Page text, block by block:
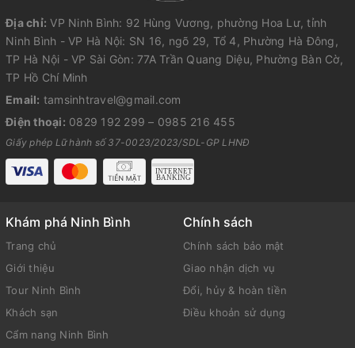
Địa chỉ: VP Ninh Bình: 92 Hùng Vương, phường Hoa Lư, tỉnh
Ninh Bình - VP Hà Nội: SN 16, ngõ 29, Tổ 4, Phường Hà Đông,
TP Hà Nội - VP Sài Gòn: 77A Trần Quang Diệu, Phường Bàn Cờ,
TP Hồ Chí Minh
Email: tamsinhtravel@gmail.com
Điện thoại: 0829 192 299 – 0985 216 455
Giấy phép Lữ hành số 37-0023/2023/SDL-GP LHNĐ
Khám phá Ninh Bình
Trang chủ
Giới thiệu
Tour Ninh Bình
Khách sạn
Cẩm nang Ninh Bình
Chính sách
Chính sách bảo mật
Giao nhận dịch vụ
Đổi, hủy & hoàn tiền
Điều khoản sử dụng